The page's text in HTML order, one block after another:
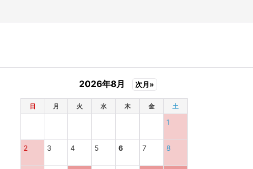
2026年8月 次月»
日 月 火 水 木 金 土
1
2 3 4 5 6 7 8